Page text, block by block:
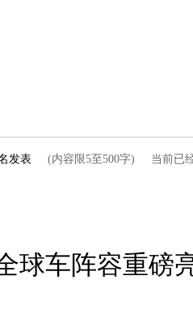
发表 (内容限5至500字) 当前已
球车阵容重磅